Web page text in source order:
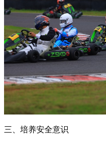
三、培养安全意识